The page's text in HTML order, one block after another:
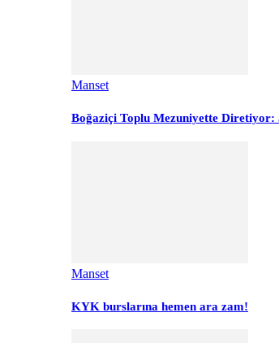
Manset
Boğaziçi Toplu Mezuniyette Diretiyor:
Manset
KYK burslarına hemen ara zam!